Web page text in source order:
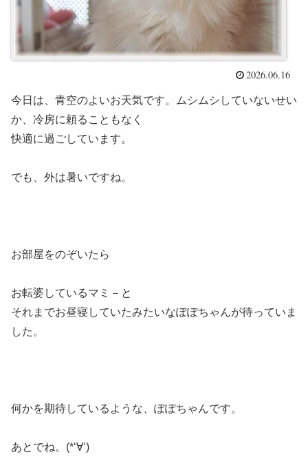
2026.06.16
今日は、青空のよいお天気です。ムシムシしていないせい
か、冷房に頼ることもなく
快適に過ごしています。
でも、外は暑いですね。
お部屋をのぞいたら
お転婆しているマミ－と
それまでお昼寝していたみたいなぽぽちゃんが待っていま
した。
何かを期待しているような、ぽぽちゃんです。
あとでね。(*‘∀‘)